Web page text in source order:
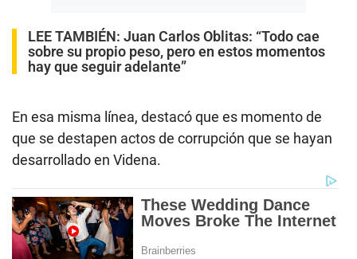
LEE TAMBIÉN: Juan Carlos Oblitas: “Todo cae
sobre su propio peso, pero en estos momentos
hay que seguir adelante”
En esa misma línea, destacó que es momento de
que se destapen actos de corrupción que se hayan
desarrollado en Videna.